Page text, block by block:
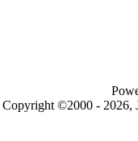
Copyright ©2000 - 2026,